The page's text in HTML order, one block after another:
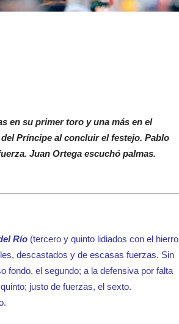
en su primer toro y una más en el
Príncipe al concluir el festejo. Pablo
Juan Ortega escuchó palmas.
Río (tercero y quinto lidiados con el hierro
descastados y de escasas fuerzas. Sin
fondo, el segundo; a la defensiva por falta
justo de fuerzas, el sexto.